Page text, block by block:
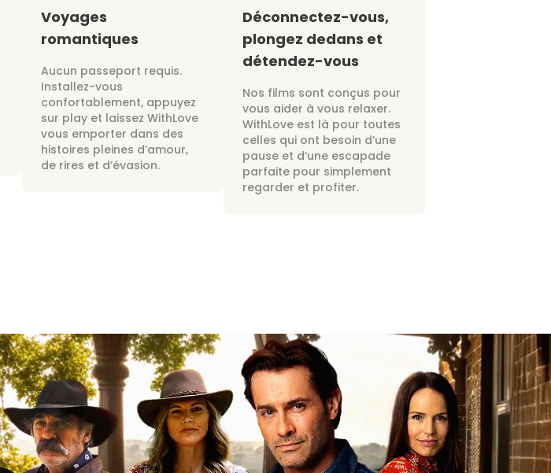
Voyages
romantiques
Aucun passeport requis.
Installez-vous
confortablement, appuyez
sur play et laissez WithLove
vous emporter dans des
histoires pleines d’amour,
de rires et d’évasion.
Déconnectez-vous,
plongez dedans et
détendez-vous
Nos films sont conçus pour
vous aider à vous relaxer.
WithLove est là pour toutes
celles qui ont besoin d’une
pause et d’une escapade
parfaite pour simplement
regarder et profiter.